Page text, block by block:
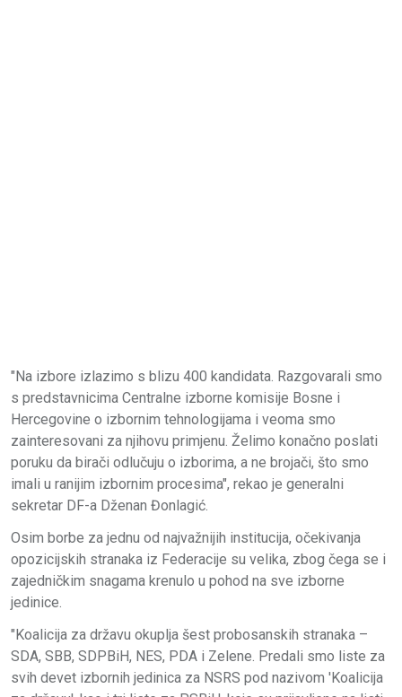
"Na izbore izlazimo s blizu 400 kandidata. Razgovarali smo
s predstavnicima Centralne izborne komisije Bosne i
Hercegovine o izbornim tehnologijama i veoma smo
zainteresovani za njihovu primjenu. Želimo konačno poslati
poruku da birači odlučuju o izborima, a ne brojači, što smo
imali u ranijim izbornim procesima", rekao je generalni
sekretar DF-a Dženan Đonlagić.
Osim borbe za jednu od najvažnijih institucija, očekivanja
opozicijskih stranaka iz Federacije su velika, zbog čega se i
zajedničkim snagama krenulo u pohod na sve izborne
jedinice.
"Koalicija za državu okuplja šest probosanskih stranaka –
SDA, SBB, SDPBiH, NES, PDA i Zelene. Predali smo liste za
svih devet izbornih jedinica za NSRS pod nazivom 'Koalicija